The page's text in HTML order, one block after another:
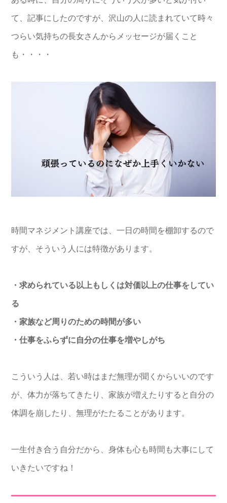
て、記事にしたのですが、沢山の人に読まれていて時々
つらい気持ちの長女さんからメッセージが届くこと
も・・・・
時間マネジメント講座では、一日の時間を棚卸するので
すが、そういう人には特徴があります。
・求められている以上もしくは対価以上の仕事をしてい
る
・家族など周りのための時間が多い
・仕事をふらずに自分の仕事を増やしがち
こういう人は、若い時はまだ無理が聞くからいいのです
が、体力が落ちてきたり、家族が増えたりすると自分の
体調を崩したり、無理がたたることがあります。
一生付き合う自分だから、身体も心も時間も大事にして
いきたいですね！